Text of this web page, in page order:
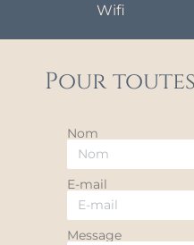
Wifi
Pour
Nom
E-mail
Message